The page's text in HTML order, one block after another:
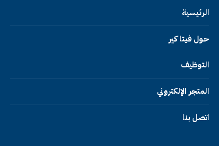
الرئيسية
حول فيتا كير
التوظيف
المتجر الإلكتروني
اتصل بنا